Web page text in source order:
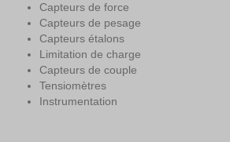
Capteurs de force
Capteurs de pesage
Capteurs étalons
Limitation de charge
Capteurs de couple
Tensiomètres
Instrumentation